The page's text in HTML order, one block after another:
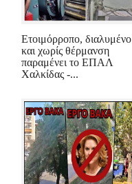
Ετοιμόρροπο, διαλυμένο
και χωρίς θέρμανση
παραμένει το ΕΠΑΛ
Χαλκίδας -...